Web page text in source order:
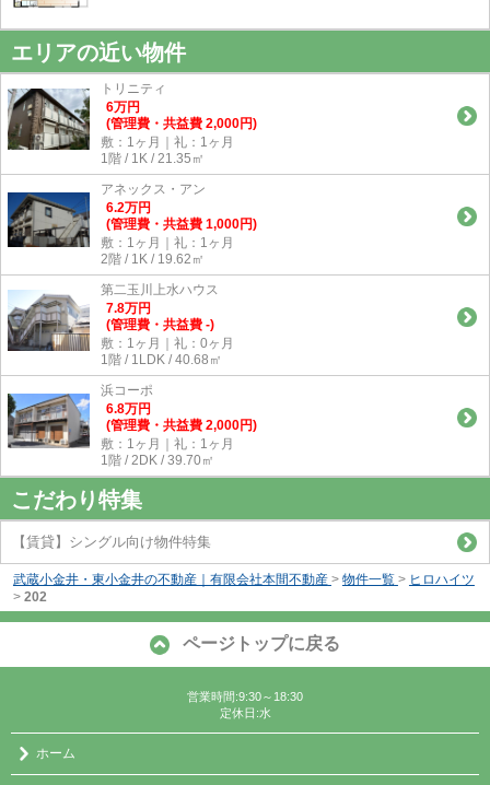
エリアの近い物件
トリニティ
6万円
(管理費・共益費 2,000円)
敷：1ヶ月｜礼：1ヶ月
1階 / 1K / 21.35㎡
アネックス・アン
6.2万円
(管理費・共益費 1,000円)
敷：1ヶ月｜礼：1ヶ月
2階 / 1K / 19.62㎡
第二玉川上水ハウス
7.8万円
(管理費・共益費 -)
敷：1ヶ月｜礼：0ヶ月
1階 / 1LDK / 40.68㎡
浜コーポ
6.8万円
(管理費・共益費 2,000円)
敷：1ヶ月｜礼：1ヶ月
1階 / 2DK / 39.70㎡
こだわり特集
【賃貸】シングル向け物件特集
武蔵小金井・東小金井の不動産｜有限会社本間不動産 > 物件一覧 > ヒロハイツ
> 202
ページトップに戻る
営業時間:9:30～18:30
定休日:水
ホーム